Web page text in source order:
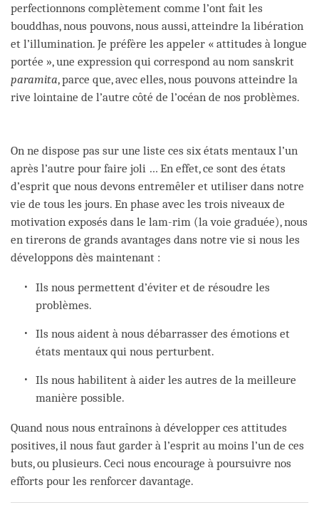
perfectionnons complètement comme l’ont fait les
bouddhas, nous pouvons, nous aussi, atteindre la libération
et l’illumination. Je préfère les appeler « attitudes à longue
portée », une expression qui correspond au nom sanskrit
paramita, parce que, avec elles, nous pouvons atteindre la
rive lointaine de l’autre côté de l’océan de nos problèmes.
On ne dispose pas sur une liste ces six états mentaux l’un
après l’autre pour faire joli … En effet, ce sont des états
d’esprit que nous devons entremêler et utiliser dans notre
vie de tous les jours. En phase avec les trois niveaux de
motivation exposés dans le lam-rim (la voie graduée), nous
en tirerons de grands avantages dans notre vie si nous les
développons dès maintenant :
Ils nous permettent d’éviter et de résoudre les
problèmes.
Ils nous aident à nous débarrasser des émotions et
états mentaux qui nous perturbent.
Ils nous habilitent à aider les autres de la meilleure
manière possible.
Quand nous nous entraînons à développer ces attitudes
positives, il nous faut garder à l’esprit au moins l’un de ces
buts, ou plusieurs. Ceci nous encourage à poursuivre nos
efforts pour les renforcer davantage.